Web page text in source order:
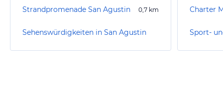
Strandpromenade San Agustin 0,7 km
Sehenswürdigkeiten in San Agustin
Charter